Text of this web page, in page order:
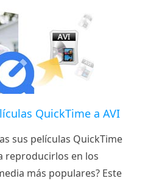
QuickTime a AVI
sus películas QuickTime
reproducirlos en los
más populares? Este